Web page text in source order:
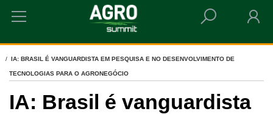
HOME
IA: BRASIL É VANGUARDISTA EM PESQUISA E NO DESENVOLVIMENTO DE
TECNOLOGIAS PARA O AGRONEGÓCIO
IA: Brasil é vanguardista